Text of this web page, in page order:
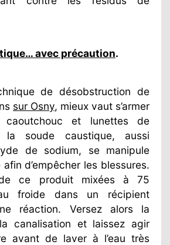
avec précaution.
de désobstruction de
sur Osny, mieux vaut s’armer
et lunettes de
la soude caustique, aussi
de sodium, se manipule
d’empêcher les blessures.
ce produit mixées à 75
froide dans un récipient
réaction. Versez alors la
canalisation et laissez agir
avant de laver à l’eau très